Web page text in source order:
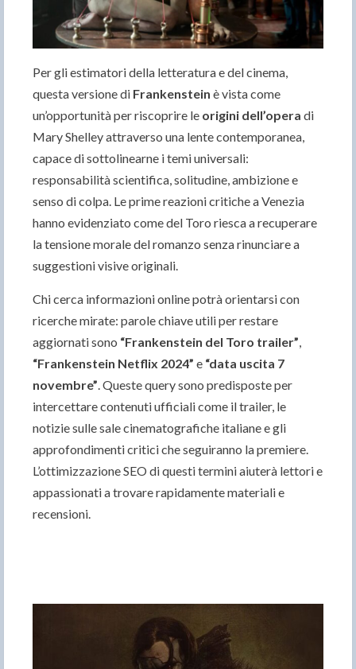
Per gli estimatori della letteratura e del cinema,
questa versione di Frankenstein è vista come
un’opportunità per riscoprire le origini dell’opera di
Mary Shelley attraverso una lente contemporanea,
capace di sottolinearne i temi universali:
responsabilità scientifica, solitudine, ambizione e
senso di colpa. Le prime reazioni critiche a Venezia
hanno evidenziato come del Toro riesca a recuperare
la tensione morale del romanzo senza rinunciare a
suggestioni visive originali.
Chi cerca informazioni online potrà orientarsi con
ricerche mirate: parole chiave utili per restare
aggiornati sono “Frankenstein del Toro trailer”,
“Frankenstein Netflix 2024” e “data uscita 7
novembre”. Queste query sono predisposte per
intercettare contenuti ufficiali come il trailer, le
notizie sulle sale cinematografiche italiane e gli
approfondimenti critici che seguiranno la premiere.
L’ottimizzazione SEO di questi termini aiuterà lettori e
appassionati a trovare rapidamente materiali e
recensioni.